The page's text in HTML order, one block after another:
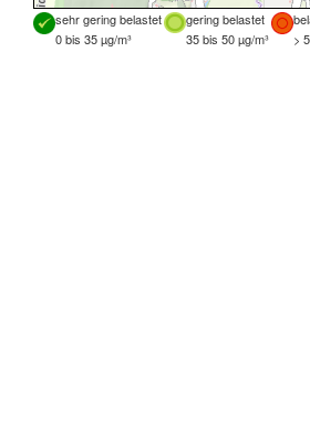
sehr gering belastet gering belastet
0 bis 35 µg/m³
35 bis 50 µg/m³ >